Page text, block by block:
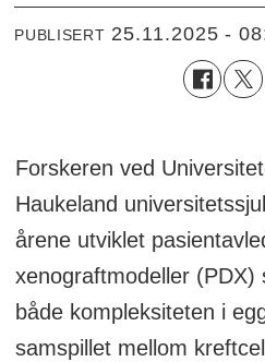
PUBLISERT 25.11.2025 -
Forskeren ved
Haukeland
årene utviklet
xenograftmodeller (PDX)
både kompleksiteten i
samspillet mellom